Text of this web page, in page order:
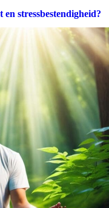
stressbestendigheid?